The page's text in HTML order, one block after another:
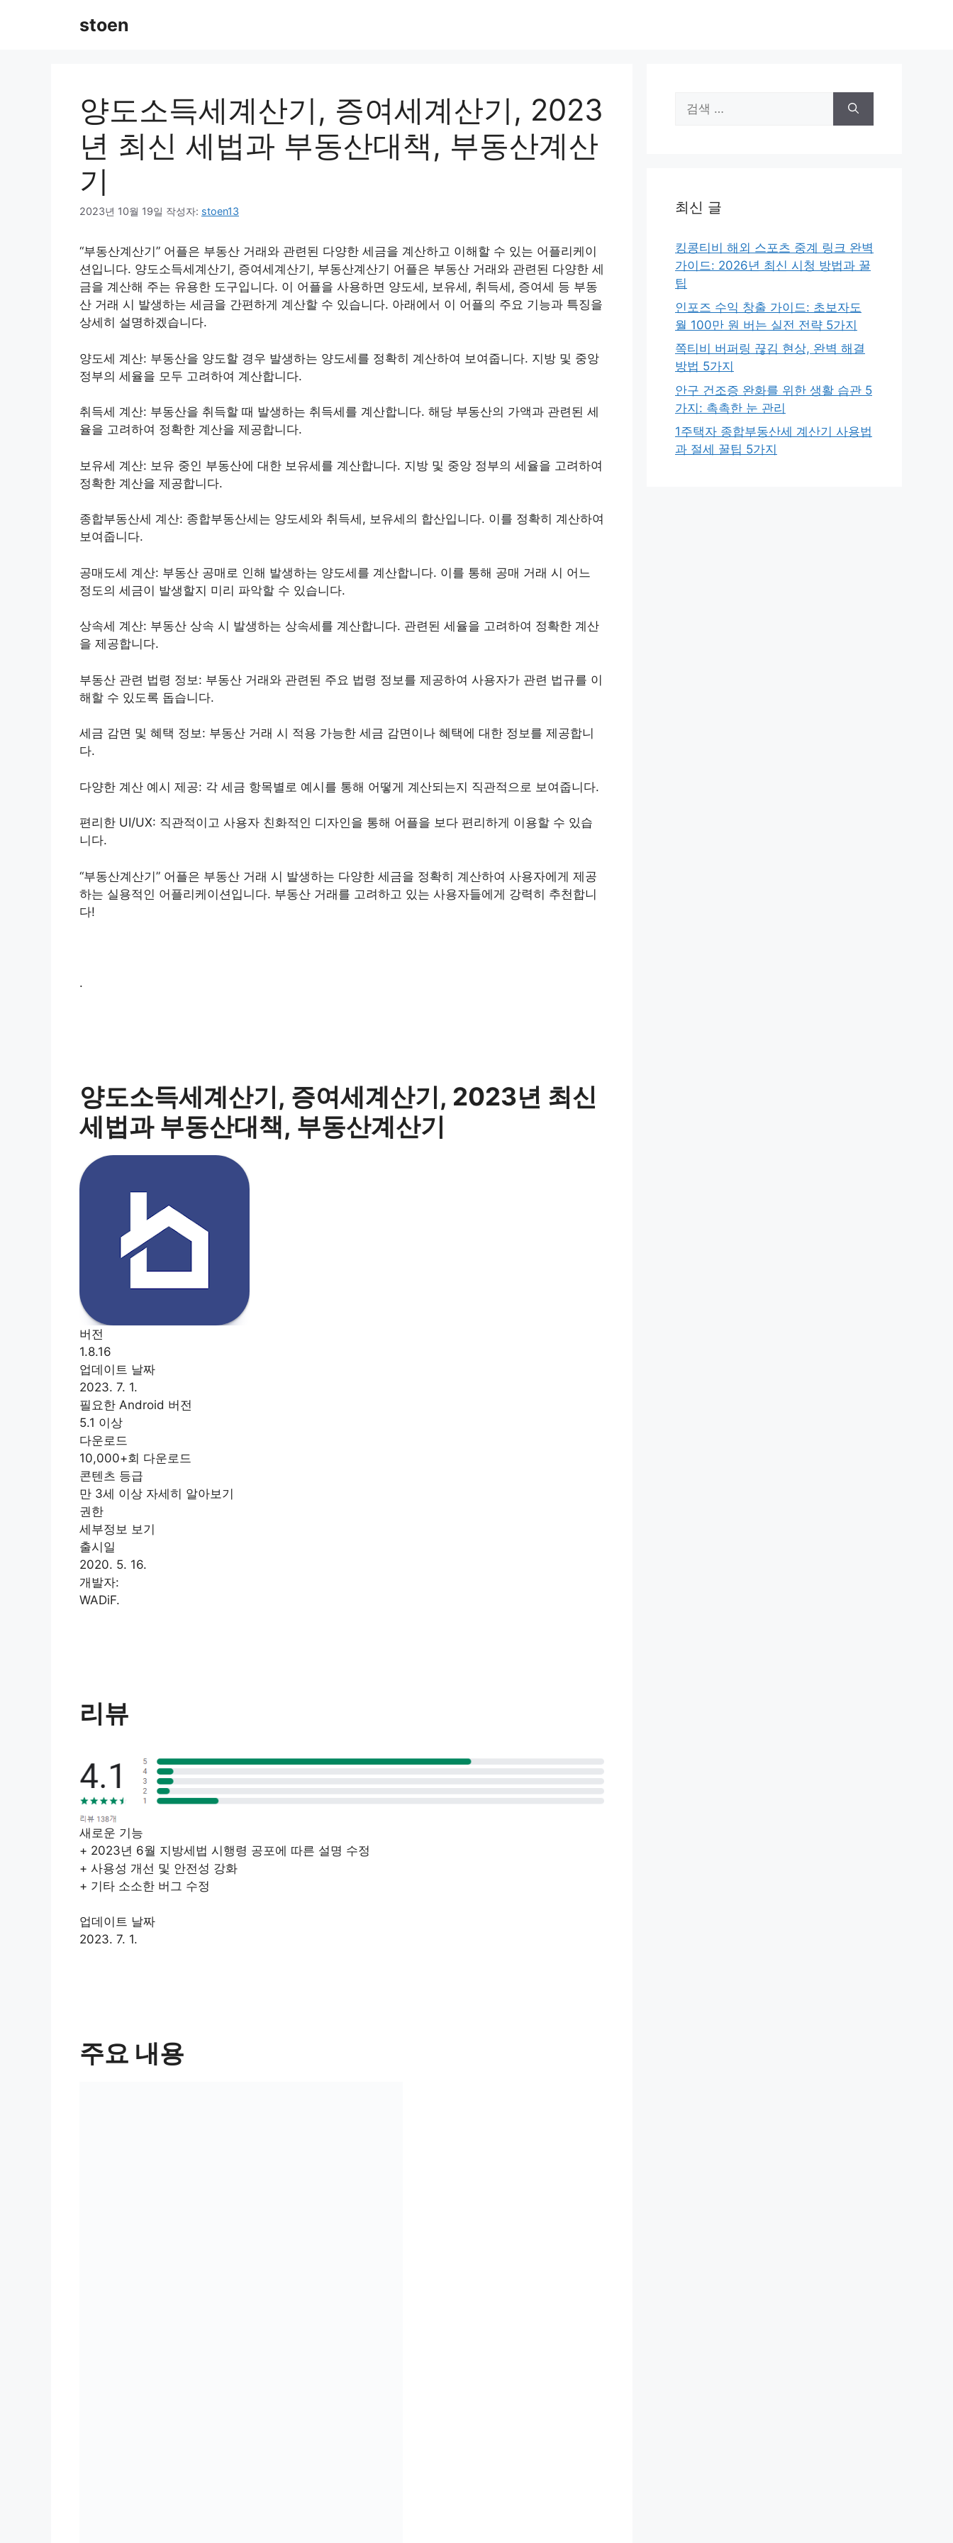
stoen
양도소득세계산기, 증여세계산기, 2023
년 최신 세법과 부동산대책, 부동산계산
기
2023년 10월 19일 작성자: stoen13
“부동산계산기” 어플은 부동산 거래와 관련된 다양한 세금을 계산하고 이해할 수 있는 어플리케이
션입니다. 양도소득세계산기, 증여세계산기, 부동산계산기 어플은 부동산 거래와 관련된 다양한 세
금을 계산해 주는 유용한 도구입니다. 이 어플을 사용하면 양도세, 보유세, 취득세, 증여세 등 부동
산 거래 시 발생하는 세금을 간편하게 계산할 수 있습니다. 아래에서 이 어플의 주요 기능과 특징을
상세히 설명하겠습니다.
양도세 계산: 부동산을 양도할 경우 발생하는 양도세를 정확히 계산하여 보여줍니다. 지방 및 중앙
정부의 세율을 모두 고려하여 계산합니다.
취득세 계산: 부동산을 취득할 때 발생하는 취득세를 계산합니다. 해당 부동산의 가액과 관련된 세
율을 고려하여 정확한 계산을 제공합니다.
보유세 계산: 보유 중인 부동산에 대한 보유세를 계산합니다. 지방 및 중앙 정부의 세율을 고려하여
정확한 계산을 제공합니다.
종합부동산세 계산: 종합부동산세는 양도세와 취득세, 보유세의 합산입니다. 이를 정확히 계산하여
보여줍니다.
공매도세 계산: 부동산 공매로 인해 발생하는 양도세를 계산합니다. 이를 통해 공매 거래 시 어느
정도의 세금이 발생할지 미리 파악할 수 있습니다.
상속세 계산: 부동산 상속 시 발생하는 상속세를 계산합니다. 관련된 세율을 고려하여 정확한 계산
을 제공합니다.
부동산 관련 법령 정보: 부동산 거래와 관련된 주요 법령 정보를 제공하여 사용자가 관련 법규를 이
해할 수 있도록 돕습니다.
세금 감면 및 혜택 정보: 부동산 거래 시 적용 가능한 세금 감면이나 혜택에 대한 정보를 제공합니
다.
다양한 계산 예시 제공: 각 세금 항목별로 예시를 통해 어떻게 계산되는지 직관적으로 보여줍니다.
편리한 UI/UX: 직관적이고 사용자 친화적인 디자인을 통해 어플을 보다 편리하게 이용할 수 있습
니다.
“부동산계산기” 어플은 부동산 거래 시 발생하는 다양한 세금을 정확히 계산하여 사용자에게 제공
하는 실용적인 어플리케이션입니다. 부동산 거래를 고려하고 있는 사용자들에게 강력히 추천합니
다!
.
양도소득세계산기, 증여세계산기, 2023년 최신
세법과 부동산대책, 부동산계산기
버전
1.8.16
업데이트 날짜
2023. 7. 1.
필요한 Android 버전
5.1 이상
다운로드
10,000+회 다운로드
콘텐츠 등급
만 3세 이상 자세히 알아보기
권한
세부정보 보기
출시일
2020. 5. 16.
개발자:
WADiF.
리뷰
새로운 기능
+ 2023년 6월 지방세법 시행령 공포에 따른 설명 수정
+ 사용성 개선 및 안전성 강화
+ 기타 소소한 버그 수정
업데이트 날짜
2023. 7. 1.
주요 내용
색:
최신 글
킹콩티비 해외 스포츠 중계 링크 완벽
가이드: 2026년 최신 시청 방법과 꿀
팁
인포즈 수익 창출 가이드: 초보자도
월 100만 원 버는 실전 전략 5가지
쪽티비 버퍼링 끊김 현상, 완벽 해결
방법 5가지
안구 건조증 완화를 위한 생활 습관 5
가지: 촉촉한 눈 관리
1주택자 종합부동산세 계산기 사용법
과 절세 꿀팁 5가지